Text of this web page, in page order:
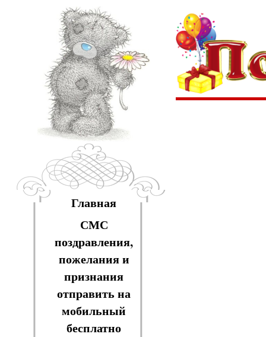
Главная
СМС
поздравления,
пожелания и
признания
отправить на
мобильный
бесплатно